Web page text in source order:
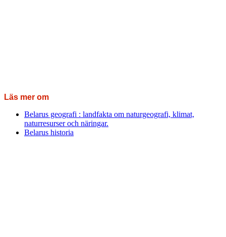
Läs mer om
Belarus geografi : landfakta om naturgeografi, klimat,
naturresurser och näringar.
Belarus historia